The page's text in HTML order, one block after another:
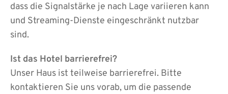
dass die Signalstärke je nach Lage variieren kann
und Streaming-Dienste eingeschränkt nutzbar
sind.
Ist das Hotel barrierefrei?
Unser Haus ist teilweise barrierefrei. Bitte
kontaktieren Sie uns vorab, um die passende